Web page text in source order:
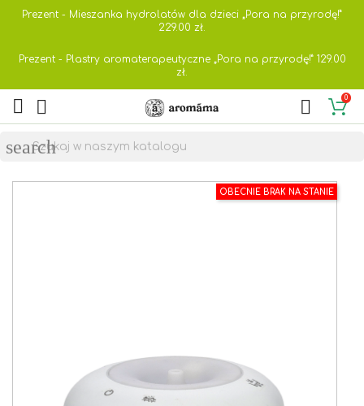
Prezent - Mieszanka hydrolatów dla dzieci „Pora na przyrodę!”
229.00 zł.
Prezent - Plastry aromaterapeutyczne „Pora na przyrodę!” 129.00
zł.
  0

search
OBECNIE BRAK NA STANIE